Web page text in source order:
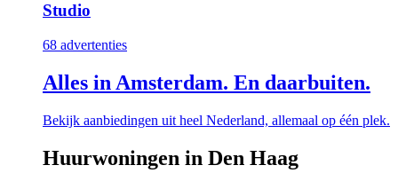
Studio
68 advertenties
Alles in Amsterdam. En daarbuiten.
Bekijk aanbiedingen uit heel Nederland, allemaal op één plek.
Huurwoningen in Den Haag